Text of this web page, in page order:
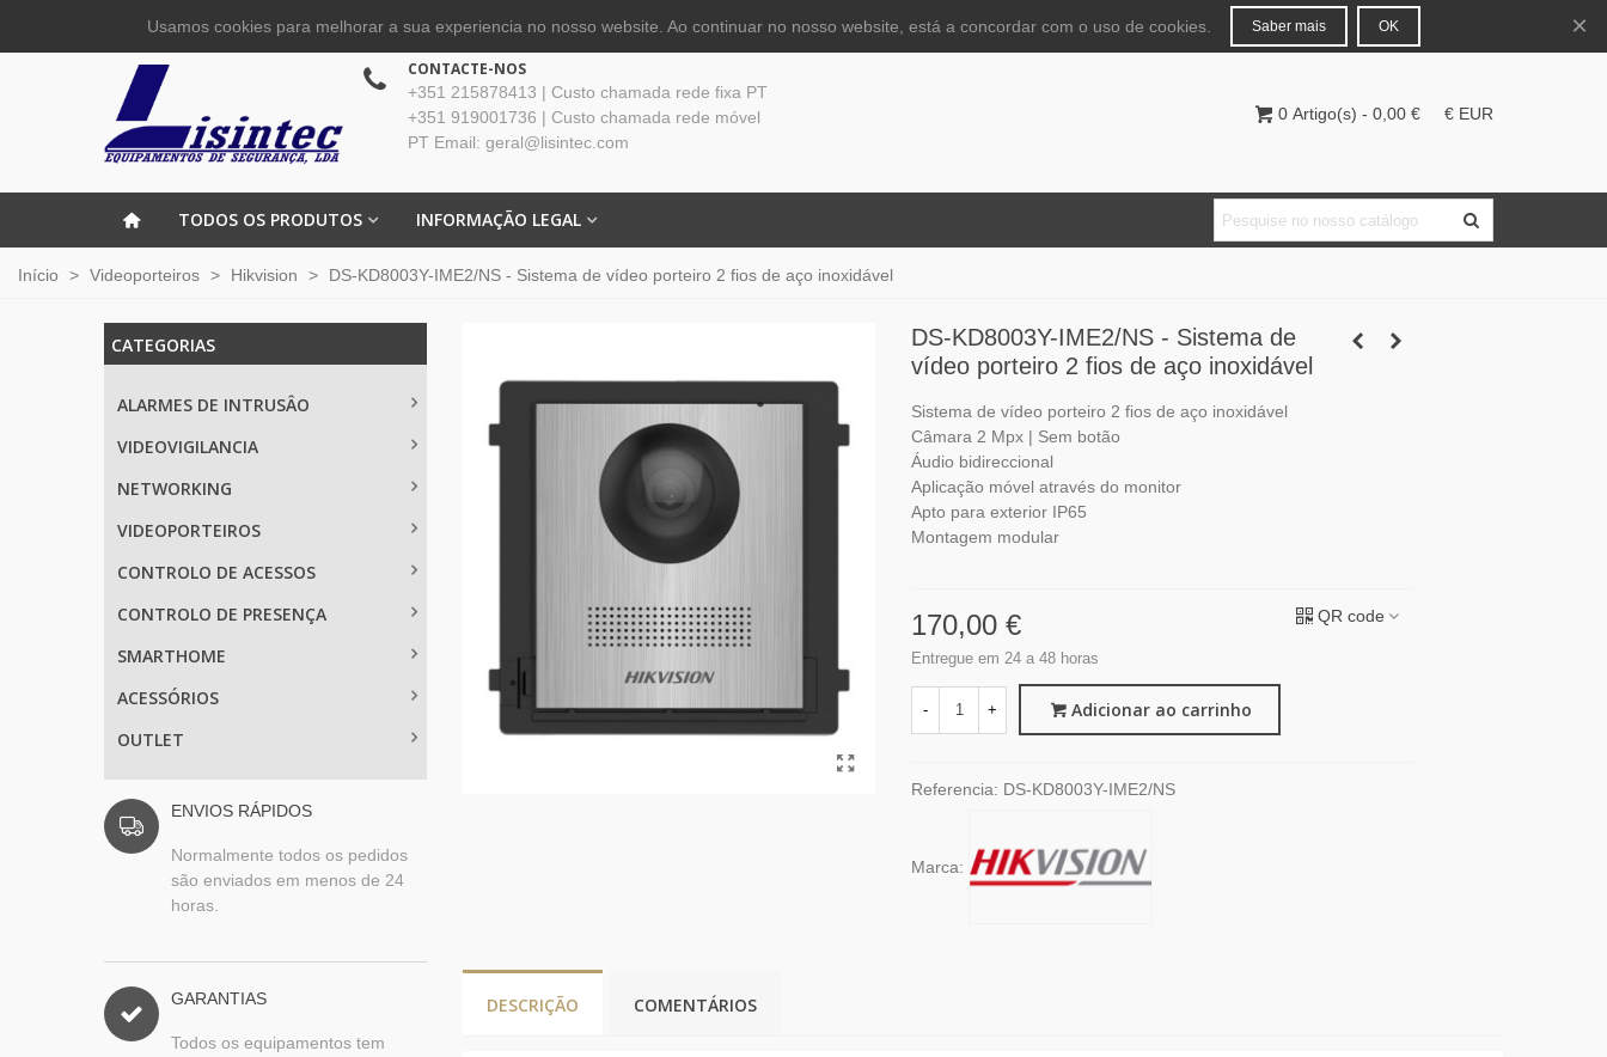
Português
CONTACTE-NOS
+351 215878413 | Custo chamada rede fixa PT
+351 919001736 | Custo chamada rede móvel
PT Email: geral@lisintec.com
0 Artigo(s) - 0,00 € € EUR
TODOS OS PRODUTOS INFORMAÇÃO LEGAL
Início > Videoporteiros > Hikvision > DS-KD8003Y-IME2/NS - Sistema de vídeo porteiro 2 fios de aço inoxidável
CATEGORIAS
ALARMES DE INTRUSÂO
VIDEOVIGILANCIA
NETWORKING
VIDEOPORTEIROS
CONTROLO DE ACESSOS
CONTROLO DE PRESENÇA
SMARTHOME
ACESSÓRIOS
OUTLET
ENVIOS RÁPIDOS
Normalmente todos os pedidos
são enviados em menos de 24
horas.
GARANTIAS
Todos os equipamentos tem
DS-KD8003Y-IME2/NS - Sistema de
vídeo porteiro 2 fios de aço inoxidável
Sistema de vídeo porteiro 2 fios de aço inoxidável
Câmara 2 Mpx | Sem botão
Áudio bidireccional
Aplicação móvel através do monitor
Apto para exterior IP65
Montagem modular
170,00 €
Entregue em 24 a 48 horas
QR code
- + Adicionar ao carrinho
Referencia: DS-KD8003Y-IME2/NS
Marca:
DESCRIÇÃO COMENTÁRIOS
Usamos cookies para melhorar a sua experiencia no nosso website. Ao continuar no nosso website, está a concordar com o uso de cookies. Saber mais OK ×